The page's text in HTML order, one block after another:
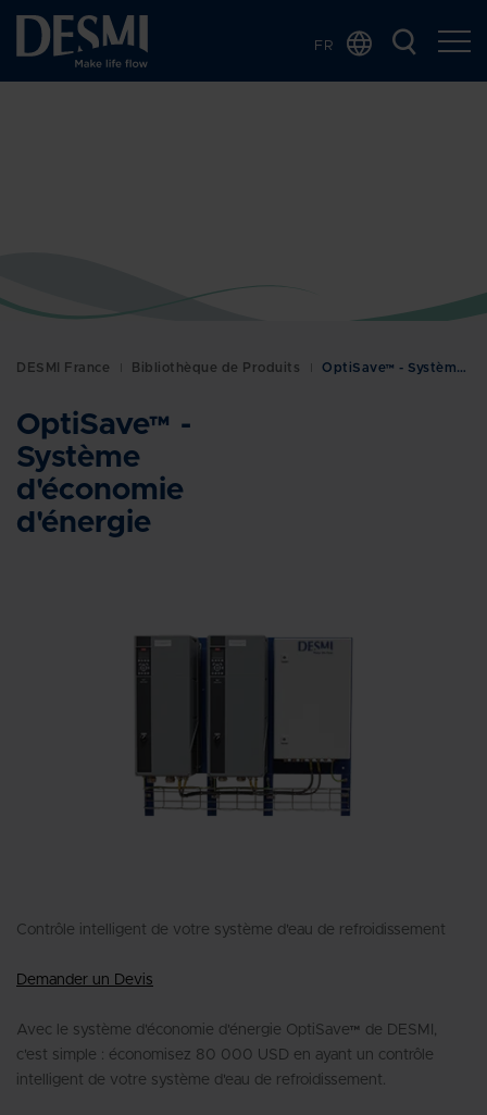
FR
DESMI France Bibliothèque de Produits OptiSave™ - Système d'économie d'énergie
OptiSave™ -
Système
d'économie
d'énergie
Contrôle intelligent de votre système d'eau de refroidissement
Demander un Devis
Avec le système d'économie d'énergie OptiSave™ de DESMI,
c'est simple : économisez 80 000 USD en ayant un contrôle
intelligent de votre système d'eau de refroidissement.